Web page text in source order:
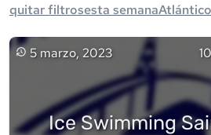
quitar filtrosesta semanaAtlántico
5 marzo, 2023
Ice Swimming